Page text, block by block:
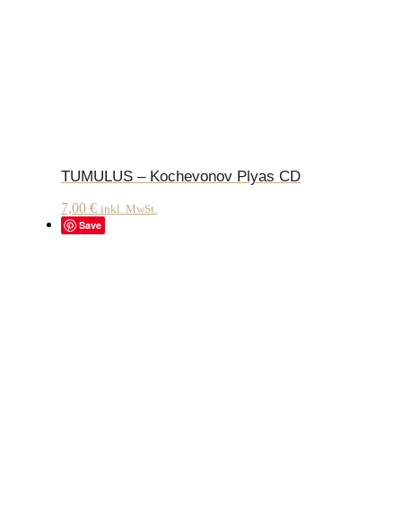
TUMULUS – Kochevonov Plyas CD
7,00 € inkl. MwSt.
Save